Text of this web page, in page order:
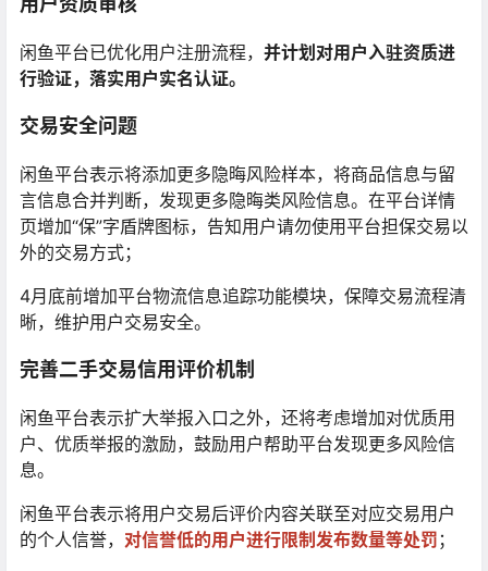
闲鱼平台已优化用户注册流程， 并计划对用户入驻资质进
行验证，落实用户实名认证。
交易安全问题
闲鱼平台表示将添加更多隐晦风险样本，将商品信息与留
言信息合并判断，发现更多隐晦类风险信息。在平台详情
页增加“保”字盾牌图标，告知用户请勿使用平台担保交易以
外的交易方式；
4月底前增加平台物流信息追踪功能模块，保障交易流程清
晰，维护用户交易安全。
完善二手交易信用评价机制
闲鱼平台表示扩大举报入口之外，还将考虑增加对优质用
户、优质举报的激励，鼓励用户帮助平台发现更多风险信
息。
闲鱼平台表示将用户交易后评价内容关联至对应交易用户
的个人信誉， 对信誉低的用户进行限制发布数量等处罚 ；